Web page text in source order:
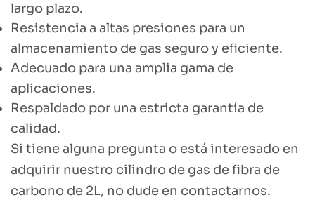
largo plazo.
Resistencia a altas presiones para un
almacenamiento de gas seguro y eficiente.
Adecuado para una amplia gama de
aplicaciones.
Respaldado por una estricta garantía de
calidad.
Si tiene alguna pregunta o está interesado en
adquirir nuestro cilindro de gas de fibra de
carbono de 2L, no dude en contactarnos.